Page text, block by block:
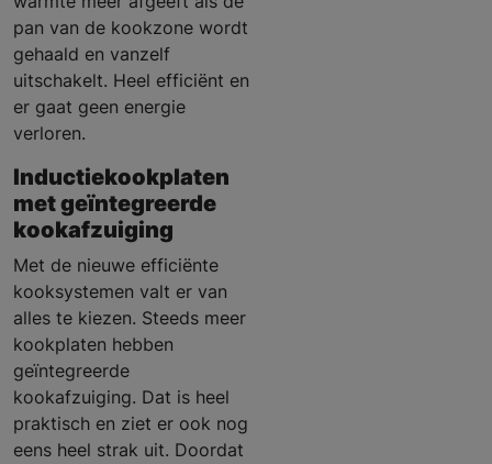
pan van de kookzone wordt
gehaald en vanzelf
uitschakelt. Heel efficiënt en
er gaat geen energie
verloren.
Inductiekookplaten
met geïntegreerde
kookafzuiging
Met de nieuwe efficiënte
kooksystemen valt er van
alles te kiezen. Steeds meer
kookplaten hebben
geïntegreerde
kookafzuiging. Dat is heel
praktisch en ziet er ook nog
eens heel strak uit. Doordat